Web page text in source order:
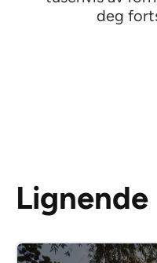
deg